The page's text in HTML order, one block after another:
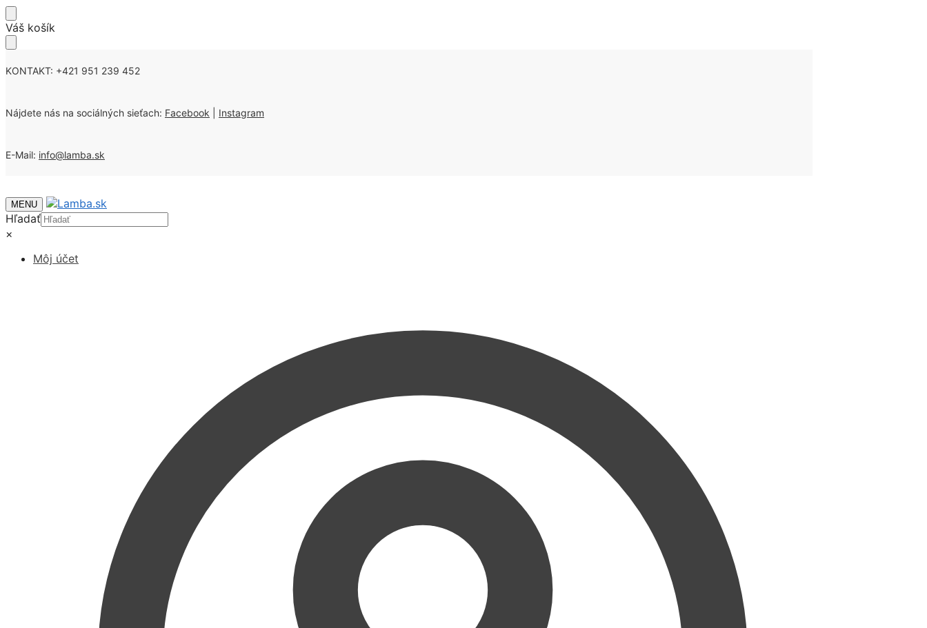
Skip
to
Skip
to
Váš košík
KONTAKT: +421 951 239 452
Nájdete nás na sociálných sieťach: Facebook Instagram
E-Mail: info@lamba.sk
MENU
Hľadať
×
Môj účet